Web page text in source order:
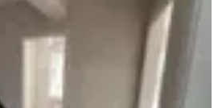
Aktepe Mahallesi
·3. Kat
₺